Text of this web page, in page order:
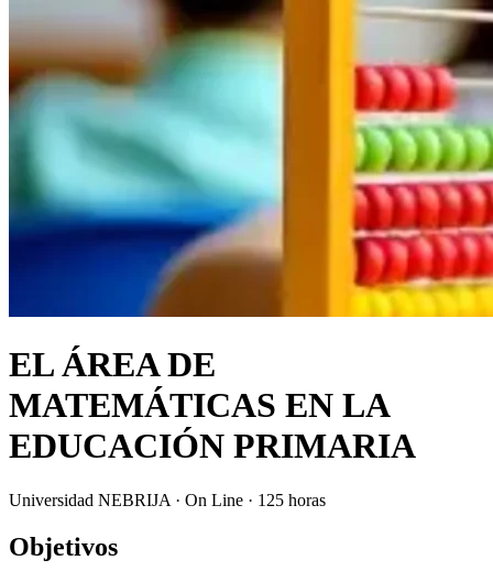
EL ÁREA DE
MATEMÁTICAS EN LA
EDUCACIÓN PRIMARIA
Universidad NEBRIJA · On Line · 125 horas
Objetivos